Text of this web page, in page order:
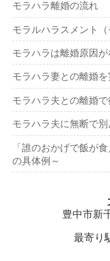
モラハラ離婚の流れ
モラルハラスメント
モラハラは離婚原因
モラハラ妻との離婚
モラハラ夫との離婚
モラハラ夫に無断で
「誰のおかげで飯が
の具体例～
豊中市新
最寄り